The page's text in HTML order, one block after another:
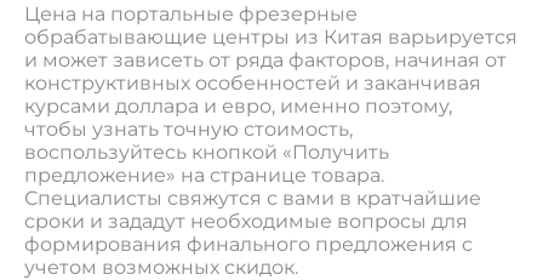
Цена на портальные фрезерные
обрабатывающие центры из Китая варьируется
и может зависеть от ряда факторов, начиная от
конструктивных особенностей и заканчивая
курсами доллара и евро, именно поэтому,
чтобы узнать точную стоимость,
воспользуйтесь кнопкой «Получить
предложение» на странице товара.
Специалисты свяжутся с вами в кратчайшие
сроки и зададут необходимые вопросы для
формирования финального предложения с
учетом возможных скидок.